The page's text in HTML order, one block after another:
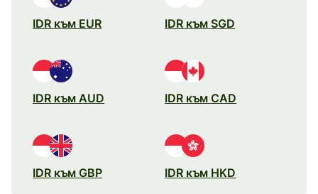
IDR към EUR IDR към SGD
IDR към AUD IDR към CAD
IDR към GBP IDR към HKD